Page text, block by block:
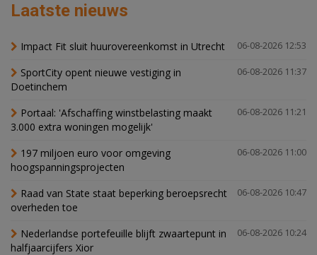
Laatste nieuws
06-08-2026 12:53
Impact Fit sluit huurovereenkomst in Utrecht
06-08-2026 11:37
SportCity opent nieuwe vestiging in
Doetinchem
06-08-2026 11:21
Portaal: 'Afschaffing winstbelasting maakt
3.000 extra woningen mogelijk'
06-08-2026 11:00
197 miljoen euro voor omgeving
hoogspanningsprojecten
06-08-2026 10:47
Raad van State staat beperking beroepsrecht
overheden toe
06-08-2026 10:24
Nederlandse portefeuille blijft zwaartepunt in
halfjaarcijfers Xior